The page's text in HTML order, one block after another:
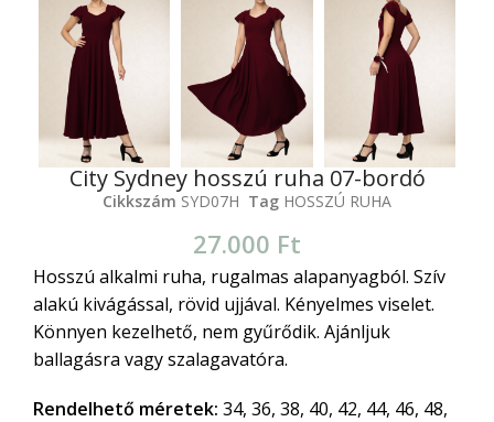
City Sydney hosszú ruha 07-bordó
Cikkszám SYD07H Tag HOSSZÚ RUHA
27.000 Ft
Hosszú alkalmi ruha, rugalmas alapanyagból. Szív
alakú kivágással, rövid ujjával. Kényelmes viselet.
Könnyen kezelhető, nem gyűrődik. Ajánljuk
ballagásra vagy szalagavatóra.
Rendelhető méretek: 34, 36, 38, 40, 42, 44, 46, 48,